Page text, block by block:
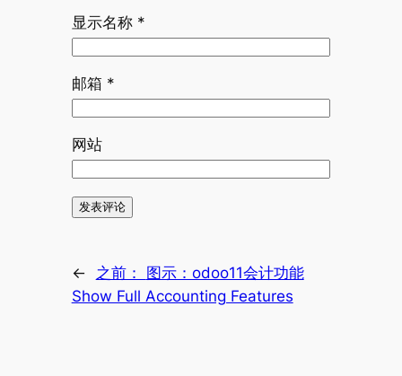
显示名称 *
邮箱 *
网站
← 之前：
图示：odoo11会计功能
Show Full Accounting Features